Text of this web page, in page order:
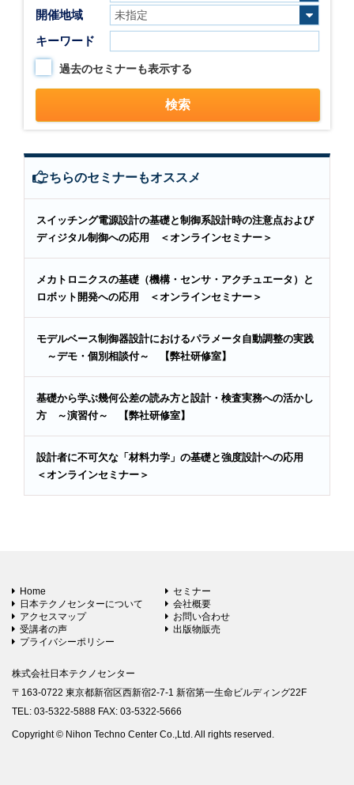
開催地域
キーワード
過去のセミナーも表示する
こちらのセミナーもオススメ
スイッチング電源設計の基礎と制御系設計時の注意点および
ディジタル制御への応用 ＜オンラインセミナー＞
メカトロニクスの基礎（機構・センサ・アクチュエータ）と
ロボット開発への応用 ＜オンラインセミナー＞
モデルベース制御器設計におけるパラメータ自動調整の実践
～デモ・個別相談付～ 【弊社研修室】
基礎から学ぶ幾何公差の読み方と設計・検査実務への活かし
方 ～演習付～ 【弊社研修室】
設計者に不可欠な「材料力学」の基礎と強度設計への応用
＜オンラインセミナー＞
Home
セミナー
日本テクノセンターについて
会社概要
アクセスマップ
お問い合わせ
受講者の声
出版物販売
プライバシーポリシー
株式会社日本テクノセンター
〒163-0722 東京都新宿区西新宿2-7-1 新宿第一生命ビルディング22F
TEL: 03-5322-5888 FAX: 03-5322-5666
Copyright © Nihon Techno Center Co.,Ltd. All rights reserved.